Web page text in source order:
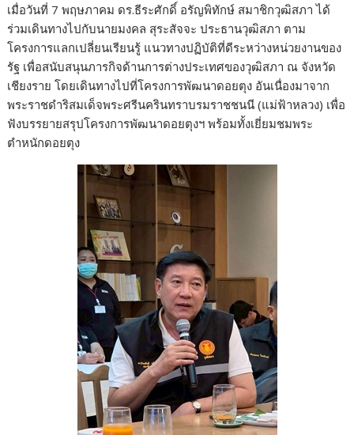
เมื่อวันที่ 7 พฤษภาคม ดร.ธีระศักดิ์ อรัญพิทักษ์ สมาชิกวุฒิสภา ได้
ร่วมเดินทางไปกับนายมงคล สุระสัจจะ ประธานวุฒิสภา ตาม
โครงการแลกเปลี่ยนเรียนรู้ แนวทางปฏิบัติที่ดีระหว่างหน่วยงานของ
รัฐ เพื่อสนับสนุนภารกิจด้านการต่างประเทศของวุฒิสภา ณ จังหวัด
เชียงราย โดยเดินทางไปที่โครงการพัฒนาดอยตุง อันเนื่องมาจาก
พระราชดำริสมเด็จพระศรีนครินทราบรมราชชนนี (แม่ฟ้าหลวง) เพื่อ
ฟังบรรยายสรุปโครงการพัฒนาดอยตุงฯ พร้อมทั้งเยี่ยมชมพระ
ตำหนักดอยตุง